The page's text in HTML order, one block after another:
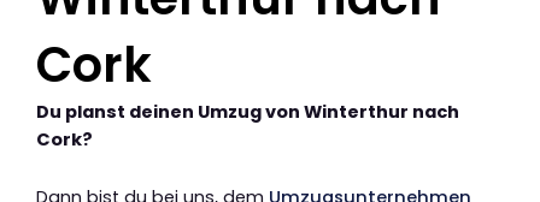
Cork
Du planst deinen Umzug von Winterthur nach
Cork?